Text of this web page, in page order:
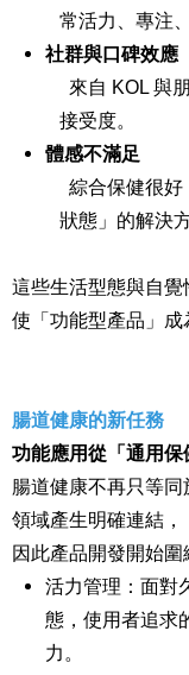
常活力、專注
社群與口碑效應
來自 KOL 與
接受度。
體感不滿足
綜合保健很好
狀態」的解決方
這些生活型態與自
使「功能型產品」成
腸道健康的新任務
功能應用從「通用保
腸道健康不再只等
領域產生明確連結，
因此產品開發開始
活力管理：面對
態，使用者追求
力。